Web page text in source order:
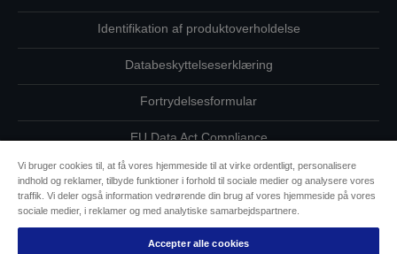
Identifikation af produktoverholdelse
Databeskyttelseserklæring
Fortrydelsesformular
EU Data Act Compliance
Kontakt os vedrørende dine data
Oplysninger om cookies
Epsons forpligtelse til tilgængelighed
Vi bruger cookies til, at få vores hjemmeside til at virke ordentligt, personalisere
indhold og reklamer, tilbyde funktioner i forhold til sociale medier og analysere vores
traffik. Vi deler også information vedrørende din brug af vores hjemmeside på vores
sociale medier, i reklamer og med analytiske samarbejdspartnere.
Accepter alle cookies